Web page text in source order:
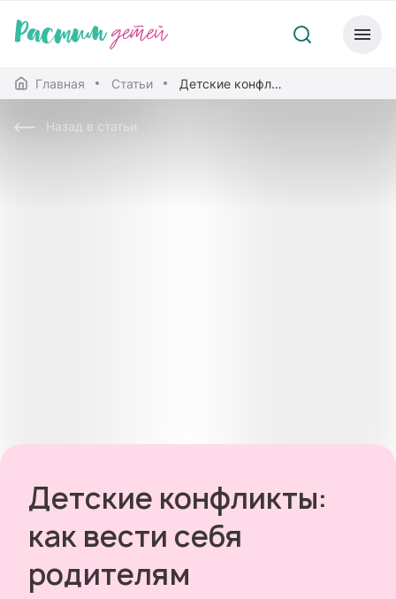
Главная Статьи Детские конфликты: как вести себя родителям
Назад в статьи
Детские конфликты:
как вести себя
родителям